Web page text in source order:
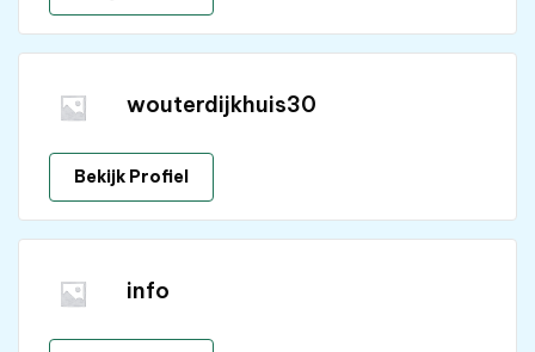
wouterdijkhuis30
Bekijk Profiel
info